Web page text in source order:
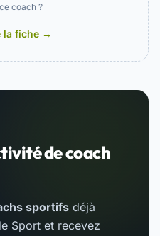
coach ?
la fiche →
de coach
sportifs déjà
Sport et recevez